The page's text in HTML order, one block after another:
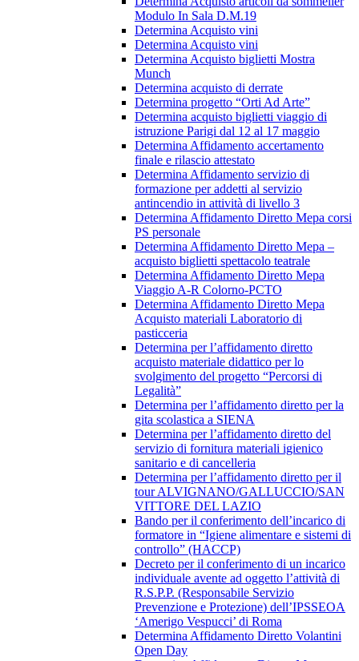
Modulo In Sala D.M.19
Determina Acquisto vini
Determina Acquisto vini
Determina Acquisto biglietti Mostra
Munch
Determina acquisto di derrate
Determina progetto “Orti Ad Arte”
Determina acquisto biglietti viaggio di
istruzione Parigi dal 12 al 17 maggio
Determina Affidamento accertamento
finale e rilascio attestato
Determina Affidamento servizio di
formazione per addetti al servizio
antincendio in attività di livello 3
Determina Affidamento Diretto Mepa corsi
PS personale
Determina Affidamento Diretto Mepa –
acquisto biglietti spettacolo teatrale
Determina Affidamento Diretto Mepa
Viaggio A-R Colorno-PCTO
Determina Affidamento Diretto Mepa
Acquisto materiali Laboratorio di
pasticceria
Determina per l’affidamento diretto
acquisto materiale didattico per lo
svolgimento del progetto “Percorsi di
Legalità”
Determina per l’affidamento diretto per la
gita scolastica a SIENA
Determina per l’affidamento diretto del
servizio di fornitura materiali igienico
sanitario e di cancelleria
Determina per l’affidamento diretto per il
tour ALVIGNANO/GALLUCCIO/SAN
VITTORE DEL LAZIO
Bando per il conferimento dell’incarico di
formatore in “Igiene alimentare e sistemi di
controllo” (HACCP)
Decreto per il conferimento di un incarico
individuale avente ad oggetto l’attività di
R.S.P.P. (Responsabile Servizio
Prevenzione e Protezione) dell’IPSSEOA
‘Amerigo Vespucci’ di Roma
Determina Affidamento Diretto Volantini
Open Day